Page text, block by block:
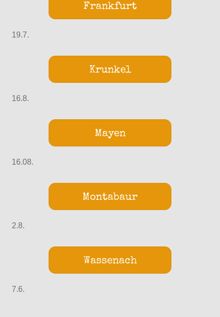
Frankfurt
19.7.
Krunkel
16.8.
Mayen
16.08.
Montabaur
2.8.
Wassenach
7.6.